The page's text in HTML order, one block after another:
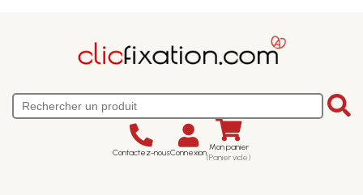
Contactez-nousConnexion Mon panier
(Panier vide)